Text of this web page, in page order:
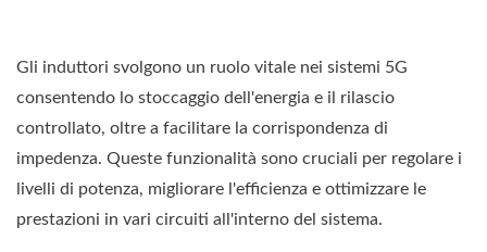
Gli induttori svolgono un ruolo vitale nei sistemi 5G
consentendo lo stoccaggio dell'energia e il rilascio
controllato, oltre a facilitare la corrispondenza di
impedenza. Queste funzionalità sono cruciali per regolare i
livelli di potenza, migliorare l'efficienza e ottimizzare le
prestazioni in vari circuiti all'interno del sistema.